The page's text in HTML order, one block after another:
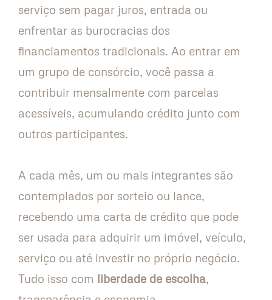
serviço sem pagar juros, entrada ou
enfrentar as burocracias dos
financiamentos tradicionais. Ao entrar em
um grupo de consórcio, você passa a
contribuir mensalmente com parcelas
acessíveis, acumulando crédito junto com
outros participantes.
A cada mês, um ou mais integrantes são
contemplados por sorteio ou lance,
recebendo uma carta de crédito que pode
ser usada para adquirir um imóvel, veículo,
serviço ou até investir no próprio negócio.
Tudo isso com liberdade de escolha,